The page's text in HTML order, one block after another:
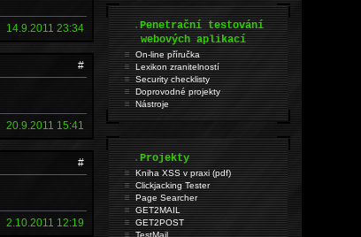
14.9.2011 23:34
#
20.9.2011 15:41
#
2.10.2011 12:19
.Penetrační testování
webových aplikací
On-line příručka
Lexikon zranitelností
Security checklisty
Doprovodné projekty
Nástroje
.Projekty
Kniha XSS v praxi (pdf)
Clickjacking Tester
Page Searcher
GET2MAIL
GET2POST
TestMail